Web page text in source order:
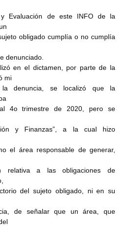
y Evaluación de este INFO de la
obligado cumplía o no cumplía
denunciado.
en el dictamen, por parte de la
mi
la denuncia, se localizó que la
4o trimestre de 2020, pero se
y Finanzas”, a la cual hizo
el área responsable de generar,
relativa a las obligaciones de
del sujeto obligado, ni en su
de señalar que un área, que